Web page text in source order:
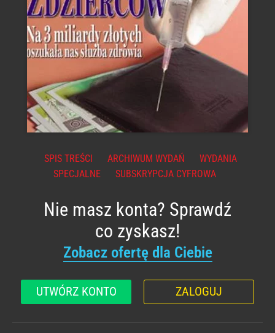
SPIS TREŚCI ARCHIWUM WYDAŃ
WYDANIA
SPECJALNE
SUBSKRYPCJA CYFROWA
Nie masz konta? Sprawdź
co zyskasz!
Zobacz ofertę dla Ciebie
UTWÓRZ KONTO ZALOGUJ